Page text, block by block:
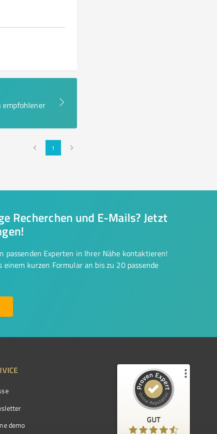
empfohlener
1
Recherchen und E-Mails? Jetzt
passenden Experten in Ihrer Nähe kontaktieren!
kurzen Formular an bis zu 20 passende
demo
GUT
Kundenbewertungen und Erfahrungen zu
ProvenExpert.com
97
%